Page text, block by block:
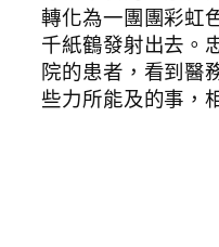
轉化為一團團彩虹
千紙鶴發射出去。
院的患者，看到醫
些力所能及的事，